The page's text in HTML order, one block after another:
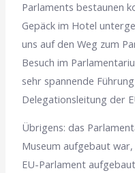
Parlaments bestaunen
Gepäck im Hotel
uns auf den Weg zum
Besuch im
sehr spannende
Delegationsleitung der
Übrigens: das
Museum aufgebaut
EU-Parlament